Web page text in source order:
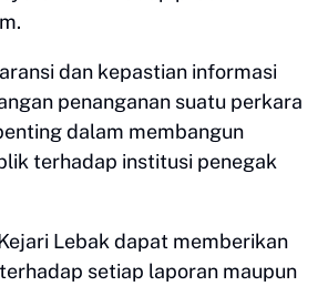
dan kepastian informasi
penanganan suatu perkara
dalam membangun
terhadap institusi penegak
Lebak dapat memberikan
setiap laporan maupun